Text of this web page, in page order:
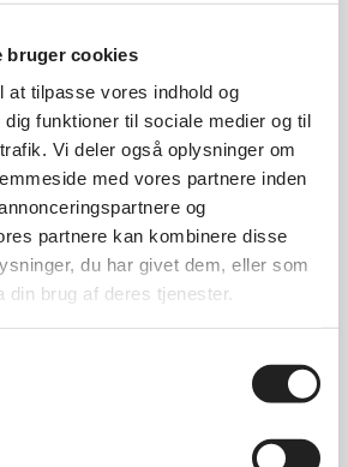
bruger cookies
at tilpasse vores indhold og
funktioner til sociale medier og til
Vi deler også oplysninger om
med vores partnere inden
og
partnere kan kombinere disse
du har givet dem, eller som
din brug af deres tjenester.